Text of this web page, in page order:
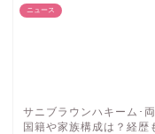
ニュース
サニブラウンハキーム･
国籍や家族構成は？経歴